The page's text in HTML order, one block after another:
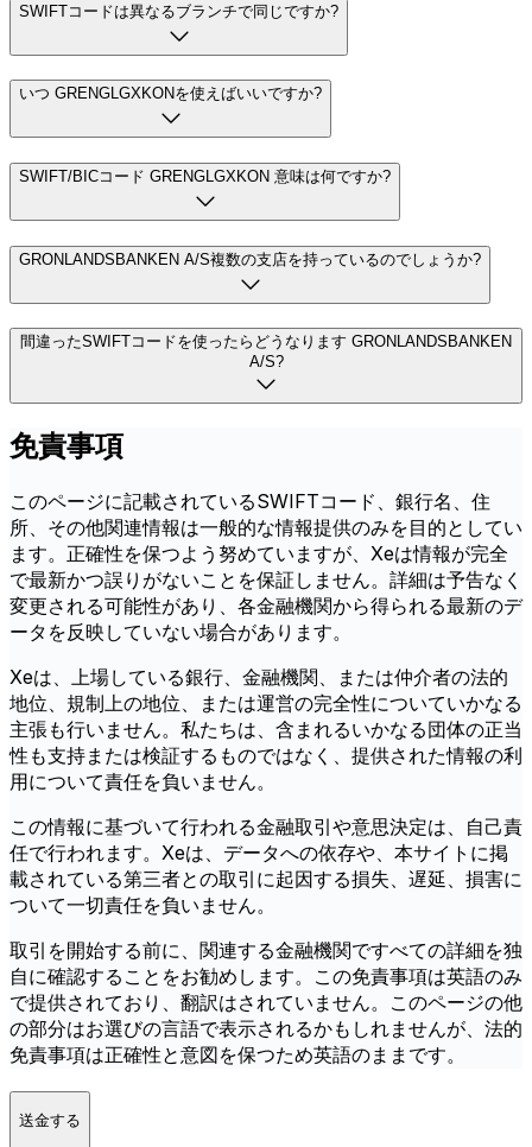
SWIFTコードは異なるブランチで同じですか?
いつ GRENGLGXKONを使えばいいですか?
SWIFT/BICコード GRENGLGXKON 意味は何ですか?
GRONLANDSBANKEN A/S複数の支店を持っているのでしょうか?
間違ったSWIFTコードを使ったらどうなります GRONLANDSBANKEN
A/S?
免責事項
このページに記載されているSWIFTコード、銀行名、住
所、その他関連情報は一般的な情報提供のみを目的としてい
ます。正確性を保つよう努めていますが、Xeは情報が完全
で最新かつ誤りがないことを保証しません。詳細は予告なく
変更される可能性があり、各金融機関から得られる最新のデ
ータを反映していない場合があります。
Xeは、上場している銀行、金融機関、または仲介者の法的
地位、規制上の地位、または運営の完全性についていかなる
主張も行いません。私たちは、含まれるいかなる団体の正当
性も支持または検証するものではなく、提供された情報の利
用について責任を負いません。
この情報に基づいて行われる金融取引や意思決定は、自己責
任で行われます。Xeは、データへの依存や、本サイトに掲
載されている第三者との取引に起因する損失、遅延、損害に
ついて一切責任を負いません。
取引を開始する前に、関連する金融機関ですべての詳細を独
自に確認することをお勧めします。この免責事項は英語のみ
で提供されており、翻訳はされていません。このページの他
の部分はお選びの言語で表示されるかもしれませんが、法的
免責事項は正確性と意図を保つため英語のままです。
送金する